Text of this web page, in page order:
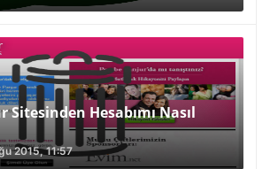
Sitesinden Hesabımı Nasıl
2015, 11:57